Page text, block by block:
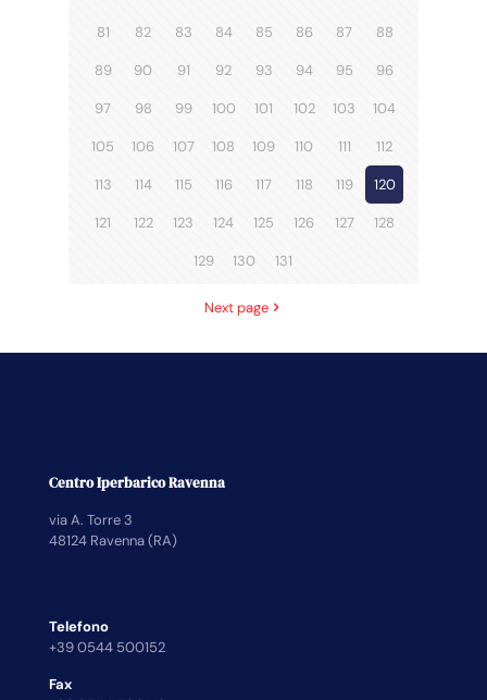
81 82 83 84 85 86 87 88
89 90 91 92 93 94 95 96
97 98 99 100 101 102 103 104
105 106 107 108 109 110 111 112
113 114 115 116 117 118 119 120
121 122 123 124 125 126 127 128
129 130 131
Next page
Centro Iperbarico Ravenna
via A. Torre 3
48124 Ravenna (RA)
Telefono
+39 0544 500152
Fax